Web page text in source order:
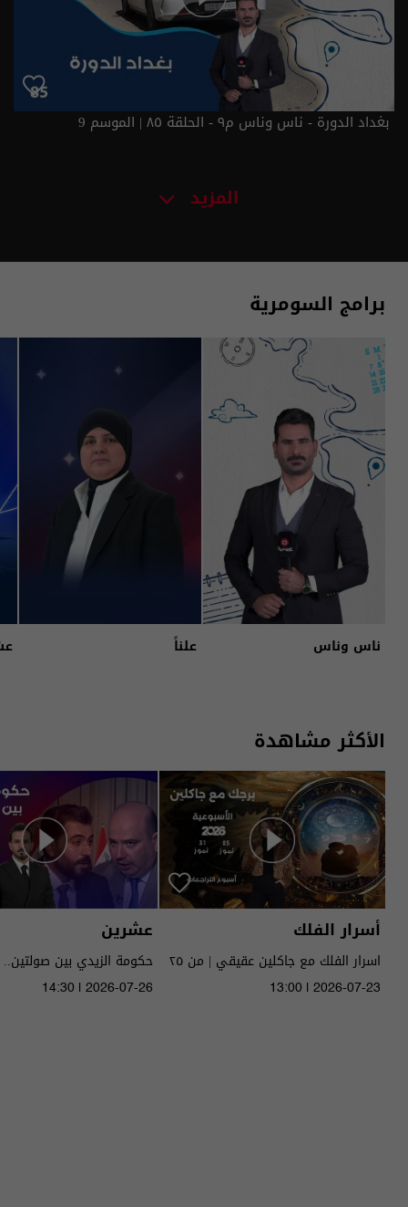
بغداد الدورة - ناس وناس م٩ - الحلقة ٨٥ | الموسم 9
المزيد
برامج السومرية
ناس وناس علناً
الأكثر مشاهدة
أسرار الفلك
اسرار الفلك مع جاكلين عقيقي | من ٢٥
الى ٣١ تموز ٢٠٢٦ | 2026
13:00 | 2026-07-23
عشرين
حكومة الزيدي بين
14:30 | 2026-07-26